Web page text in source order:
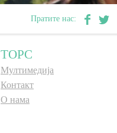
Пратите нас:
ТОРС
Мултимедија
Контакт
О нама